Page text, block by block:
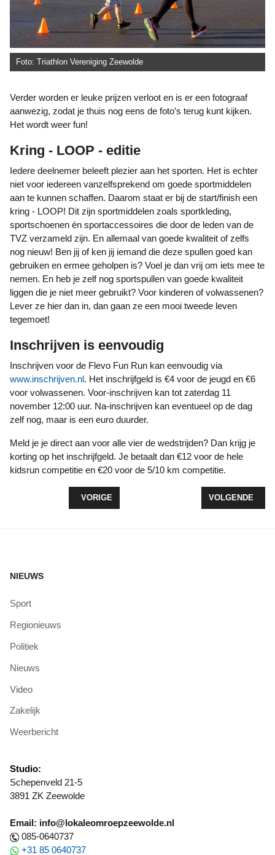
Foto: Triathlon Vereniging Zeewolde
Verder worden er leuke prijzen verloot en is er een fotograaf
aanwezig, zodat je thuis nog eens de foto’s terug kunt kijken.
Het wordt weer fun!
Kring - LOOP - editie
Iedere deelnemer beleeft plezier aan het sporten. Het is echter
niet voor iedereen vanzelfsprekend om goede sportmiddelen
aan te kunnen schaffen. Daarom staat er bij de start/finish een
kring - LOOP! Dit zijn sportmiddelen zoals sportkleding,
sportschoenen én sportaccessoires die door de leden van de
TVZ verzameld zijn. En allemaal van goede kwaliteit of zelfs
nog nieuw! Ben jij of ken jij iemand die deze spullen goed kan
gebruiken en ermee geholpen is? Voel je dan vrij om iets mee te
nemen. En heb je zelf nog sportspullen van goede kwaliteit
liggen die je niet meer gebruikt? Voor kinderen of volwassenen?
Lever ze hier dan in, dan gaan ze een mooi tweede leven
tegemoet!
Inschrijven is eenvoudig
Inschrijven voor de Flevo Fun Run kan eenvoudig via
www.inschrijven.nl. Het inschrijfgeld is €4 voor de jeugd en €6
voor volwassenen. Voor-inschrijven kan tot zaterdag 11
november 12:00 uur. Na-inschrijven kan eventueel op de dag
zelf nog, maar is een euro duurder.
Meld je je direct aan voor alle vier de wedstrijden? Dan krijg je
korting op het inschrijfgeld. Je betaalt dan €12 voor de hele
kidsrun competitie en €20 voor de 5/10 km competitie.
VORIG ARTIKEL: SUCCESVOLLE FIETS DE
VORIGE VOLGENDE
VOLGENDE
NIEUWS
Sport
Regionieuws
Politiek
Nieuws
Video
Zakelijk
Weerbericht
Studio:
Schepenveld 21-5
3891 ZK Zeewolde
Email: info@lokaleomroepzeewolde.nl
085-0640737
+31 85 0640737